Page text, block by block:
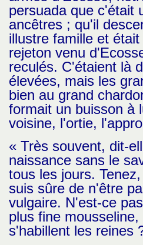
persuada que c'était
ancêtres ; qu'il
illustre famille et
rejeton venu
reculés. C'étaient là
élevées, mais les
bien au grand
formait un buisson à
voisine, l'ortie,
« Très souvent, dit-
naissance sans le
tous les jours.
suis sûre de n'être
vulgaire. N'est-ce
plus fine
s'habillent les reines